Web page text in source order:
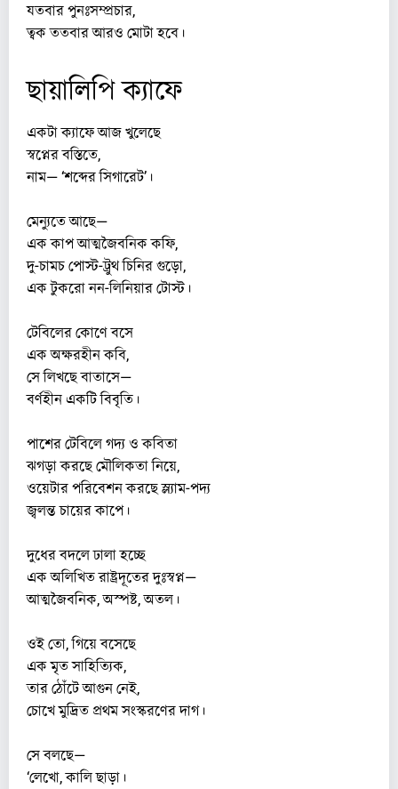
যতবার পুনঃসম্প্রচার,
ত্বক ততবার আরও মোটা হবে।
ছায়ালিপি ক্যাফে
একটা ক্যাফে আজ খুলেছে
স্বপ্নের বস্তিতে,
নাম— ‘শব্দের সিগারেট’।
মেন্যুতে আছে—
এক কাপ আত্মজৈবনিক কফি,
দু-চামচ পোস্ট-ট্রুথ চিনির গুড়ো,
এক টুকরো নন-লিনিয়ার টোস্ট।
টেবিলের কোণে বসে
এক অক্ষরহীন কবি,
সে লিখছে বাতাসে—
বর্ণহীন একটি বিবৃতি।
পাশের টেবিলে গদ্য ও কবিতা
ঝগড়া করছে মৌলিকতা নিয়ে,
ওয়েটার পরিবেশন করছে স্ল্যাম-পদ্য
জ্বলন্ত চায়ের কাপে।
দুধের বদলে ঢালা হচ্ছে
এক অলিখিত রাষ্ট্রদূতের দুঃস্বপ্ন—
আত্মজৈবনিক, অস্পষ্ট, অতল।
ওই তো, গিয়ে বসেছে
এক মৃত সাহিত্যিক,
তার ঠোঁটে আগুন নেই,
চোখে মুদ্রিত প্রথম সংস্করণের দাগ।
সে বলছে—
‘লেখো, কালি ছাড়া।